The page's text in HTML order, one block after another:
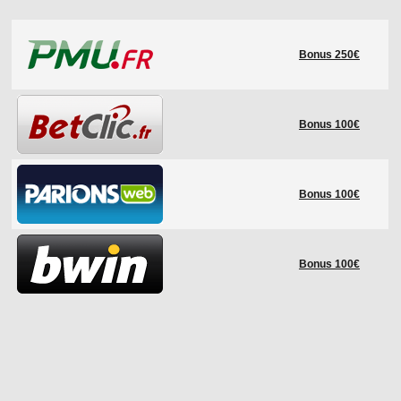
LES STADES
HISTORIQUE
COUPE DES CONFÉDÉRATIONS
Bonus 250€
Bonus 100€
Bonus 100€
Bonus 100€